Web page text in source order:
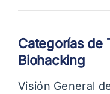
Categorías de
Biohacking
Visión General